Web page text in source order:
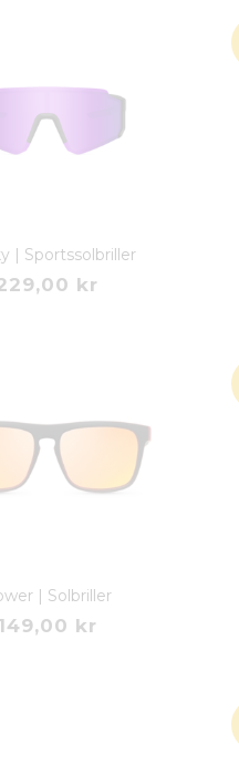
| Sportssolbriller
kr
| Solbriller
149,00 kr